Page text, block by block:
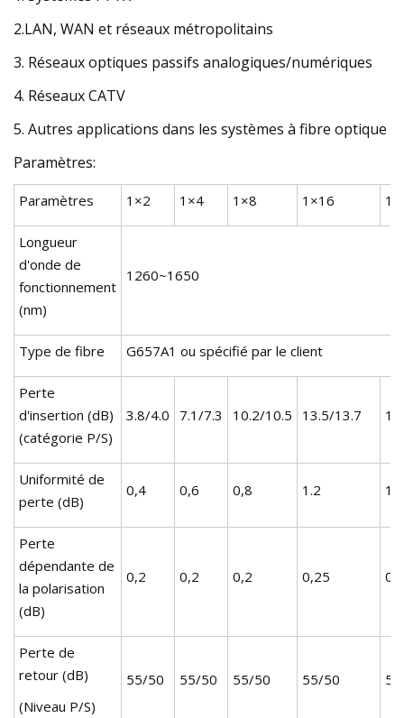
2.LAN, WAN et réseaux métropolitains
3. Réseaux optiques passifs analogiques/numériques
4. Réseaux CATV
5. Autres applications dans les systèmes à fibre optique
Paramètres:
Paramètres 1×2 1×4 1×8 1×16
Longueur
d'onde de
fonctionnement
(nm)
1260~1650
Type de fibre G657A1 ou spécifié par le client
Perte
d'insertion (dB)
(catégorie P/S)
3.8/4.0 7.1/7.3 10.2/10.5 13.5/13.7
Uniformité de
perte (dB)
0,4 0,6 0,8 1.2 1.5
Perte
dépendante de
la polarisation
(dB)
0,2 0,2 0,2 0,25 0,3
Perte de
retour (dB)
(Niveau P/S)
55/50 55/50 55/50 55/50